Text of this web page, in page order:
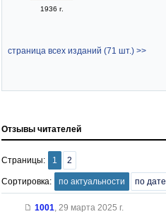
1936 г.
страница всех изданий (71 шт.) >>
Отзывы читателей
Страницы: 1 2
Сортировка: по актуальности по дате
1001, 29 марта 2025 г.